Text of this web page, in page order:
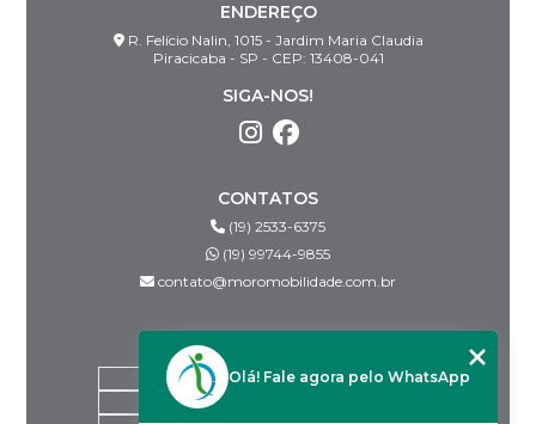
ENDEREÇO
R. Felício Nalin, 1015 - Jardim Maria Claudia
Piracicaba - SP - CEP: 13408-041
SIGA-NOS!
CONTATOS
(19) 2533-6375
(19) 99744-9855
contato@moromobilidade.com.br
HOME
Olá! Fale agora pelo WhatsApp